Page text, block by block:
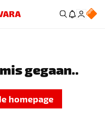
gegaan..
homepage